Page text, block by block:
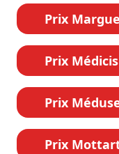
Prix
Prix Médicis
Prix
Prix